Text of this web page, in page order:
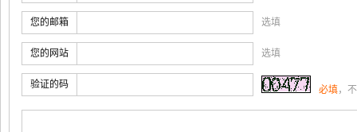
您的邮箱 选填
您的网站 选填
验证的码 必填，